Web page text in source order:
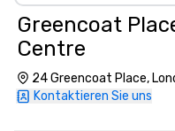
Greencoat
Centre
24 Greencoat Place,
Kontaktieren Sie uns